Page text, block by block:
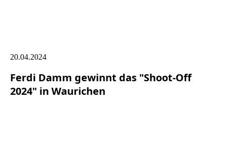
20.04.2024
Ferdi Damm gewinnt das "Shoot-Off
2024" in Waurichen